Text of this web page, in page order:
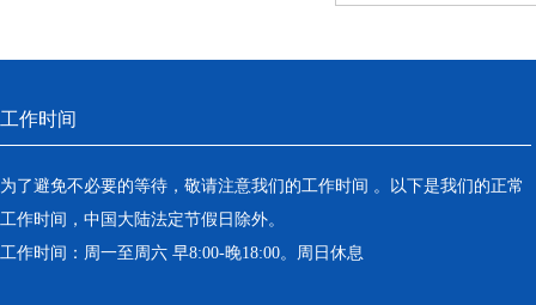
工作时间
为了避免不必要的等待，敬请注意我们的工作时间 。以下是我们的正常
工作时间，中国大陆法定节假日除外。
工作时间：周一至周六 早8:00-晚18:00。周日休息